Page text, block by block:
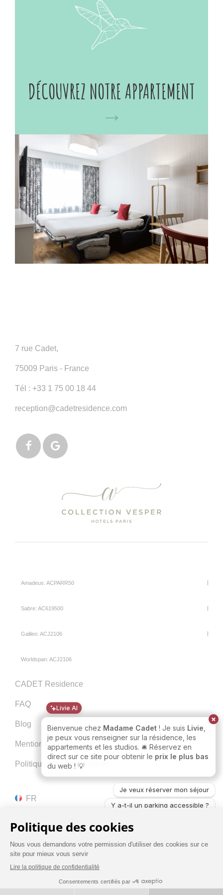
ateliers feront tout aussi partie du programme, sans
parler des dégustations variées. Séjournez
confortablement pour mieux apprécier votre passion
du chocolat ! Située dans l’un des quartiers les plus
animés au centre de Paris, la résidence Cadet
spacieuses de style contemporain disposent toutes
d’un salon avec télévision et d’une cuisine ouverte
entièrement équipée. Vous profiterez également d’un
gratuit. Les appartements peuvent accueillir jusqu’à 4
personnes, idéal pour séjourner en couple, en famille
ou entre amis. Vous y trouverez tout le confort
souhaité ! En effet pour un prix comparable, un appart
hôtel de la résidence Cadet vous permet de vous offrir
plus d’espace qu’une chambre d’hôtel, sans pour
autant faire de concession sur la localisation. A moins
d’une vingtaine de minutes de la Porte de Versailles,
vous avez vraiment trouvé le parfait logement pour le
salon du Chocolat à Paris ! Vous ne raterez rien de ce
rendez-vous incontournable. Et sur le chemin du
DÉCOUVREZ NOTRE APPARTEMENT
7 rue Cadet,
75009 Paris - France
Tél : +33 1 75 00 18 44
reception@cadetresidence.com
Amadeus: ACPARR50
Sabre: AC619500
Galileo: ACJ2106
Worldspan: ACJ2106
CADET Residence
FAQ
Blog
Mentions Légales
Politique de confidentialité
FR
Réserver en toute confiance
RÉSERVEZ
Bienvenue chez Madame Cadet ! Je suis Livie
je peux vous renseigner sur la résidence, les
appartements et les studios. 🛎️ Réservez en
direct sur ce site pour obtenir le prix le plus bas
du web ! 💡
Livie AI
Je veux réserver mon séjour
Y a-t-il un parking accessible ?